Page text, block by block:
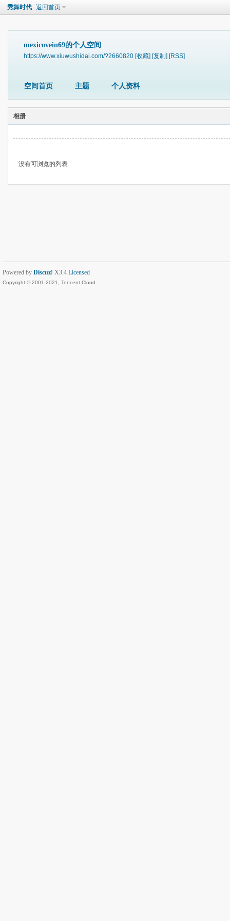
秀舞时代 返回首页
mexicovein69的个人空间
https://www.xiuwushidai.com/?2660820 [收藏] [复制] [RSS]
空间首页 主题 个人资料
相册
没有可浏览的列表
Powered by Discuz! X3.4 Licensed
Copyright © 2001-2021, Tencent Cloud.